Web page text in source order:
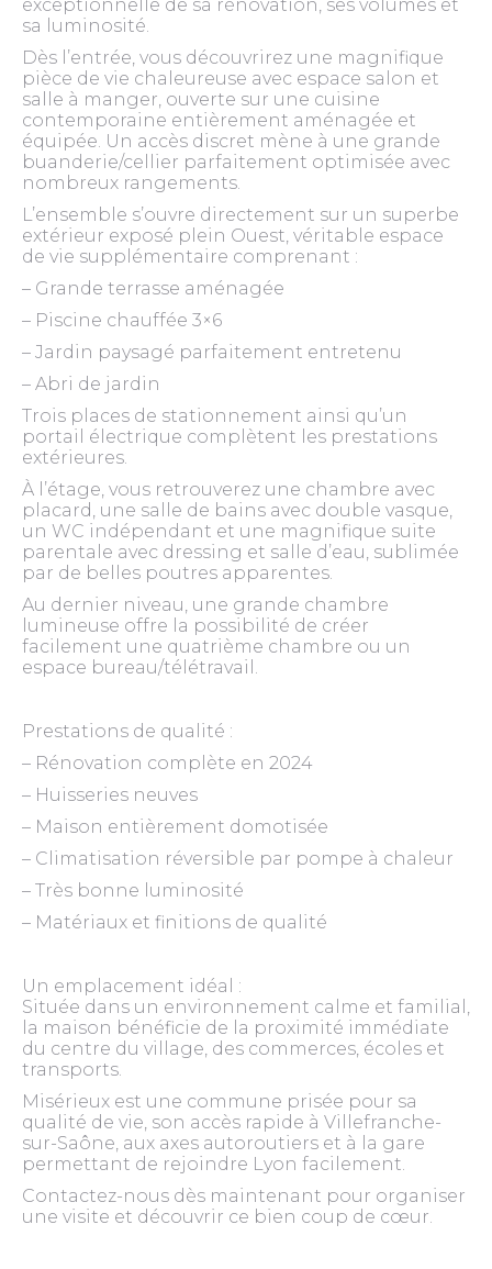
exceptionnelle de sa rénovation, ses volumes et
sa luminosité.
Dès l’entrée, vous découvrirez une magnifique
pièce de vie chaleureuse avec espace salon et
salle à manger, ouverte sur une cuisine
contemporaine entièrement aménagée et
équipée. Un accès discret mène à une grande
buanderie/cellier parfaitement optimisée avec
nombreux rangements.
L’ensemble s’ouvre directement sur un superbe
extérieur exposé plein Ouest, véritable espace
de vie supplémentaire comprenant :
– Grande terrasse aménagée
– Piscine chauffée 3×6
– Jardin paysagé parfaitement entretenu
– Abri de jardin
Trois places de stationnement ainsi qu’un
portail électrique complètent les prestations
extérieures.
À l’étage, vous retrouverez une chambre avec
placard, une salle de bains avec double vasque,
un WC indépendant et une magnifique suite
parentale avec dressing et salle d’eau, sublimée
par de belles poutres apparentes.
Au dernier niveau, une grande chambre
lumineuse offre la possibilité de créer
facilement une quatrième chambre ou un
espace bureau/télétravail.
Prestations de qualité :
– Rénovation complète en 2024
– Huisseries neuves
– Maison entièrement domotisée
– Climatisation réversible par pompe à chaleur
– Très bonne luminosité
– Matériaux et finitions de qualité
Un emplacement idéal :
Située dans un environnement calme et familial,
la maison bénéficie de la proximité immédiate
du centre du village, des commerces, écoles et
transports.
Misérieux est une commune prisée pour sa
qualité de vie, son accès rapide à Villefranche-
sur-Saône, aux axes autoroutiers et à la gare
permettant de rejoindre Lyon facilement.
Contactez-nous dès maintenant pour organiser
une visite et découvrir ce bien coup de cœur.